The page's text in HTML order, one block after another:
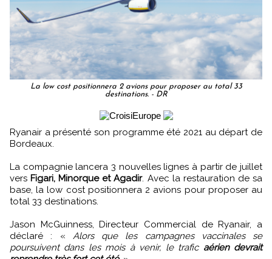
La low cost positionnera 2 avions pour proposer au total 33
destinations. - DR
Ryanair a présenté son programme été 2021 au départ de
Bordeaux.
La compagnie lancera 3 nouvelles lignes à partir de juillet
vers Figari, Minorque et Agadir. Avec la restauration de sa
base, la low cost positionnera 2 avions pour proposer au
total 33 destinations.
Jason McGuinness, Directeur Commercial de Ryanair, a
déclaré : « Alors que les campagnes vaccinales se
poursuivent dans les mois à venir, le trafic aérien devrait